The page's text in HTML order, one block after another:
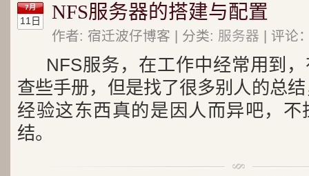
7月
11日 NFS服务器的搭建与配置
作者: 宿迁波仔博客 | 分类: 服务器 | 评论
NFS服务，在工作中经常用到
查些手册，但是找了很多别人的总
经验这东西真的是因人而异吧，
结。